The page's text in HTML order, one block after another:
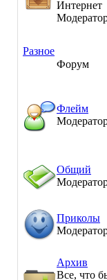
Интернет
Разное
Форум
Флейм
Общий
Приколы
Архив
Все, что